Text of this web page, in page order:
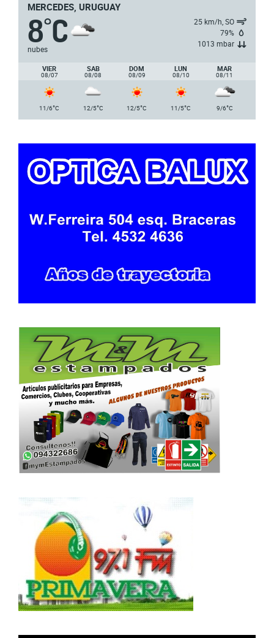
MERCEDES, URUGUAY
8°C
nubes
25 km/h, SO
79%
1013 mbar
VIER
08/07
SAB
08/08
DOM
08/09
LUN
08/10
MAR
08/11
11/6°C 12/5°C 12/5°C 11/5°C 9/6°C